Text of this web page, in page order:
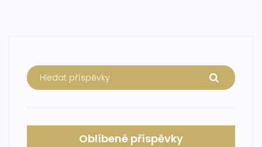
Oblíbené příspěvky